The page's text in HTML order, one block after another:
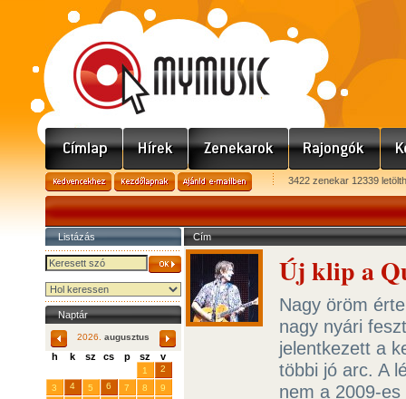
3422 zenekar 12339
Listázás
Naptár
2026. augusztus
h k sz cs p sz v
1
2
3
4 5 6 7 8
9
Cím
Új klip a
Nagy öröm
nagy nyári
jelentkezett a
többi jó arc. A
nem a 2009-es